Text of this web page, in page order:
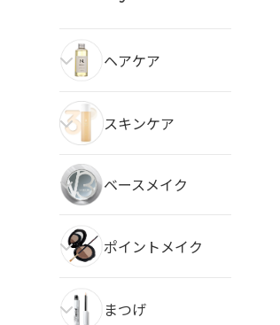
ヘアケア
スキンケア
ベースメイク
ポイントメイク
まつげ